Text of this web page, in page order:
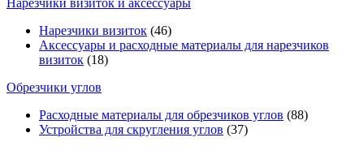
Нарезчики визиток и аксессуары
Нарезчики визиток (46)
Аксессуары и расходные материалы для нарезчиков
визиток (18)
Обрезчики углов
Расходные материалы для обрезчиков углов (88)
Устройства для скругления углов (37)